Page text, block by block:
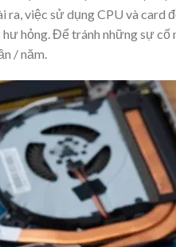
việc sử dụng CPU và card
hỏng. Để tránh những sự cố
/ năm.